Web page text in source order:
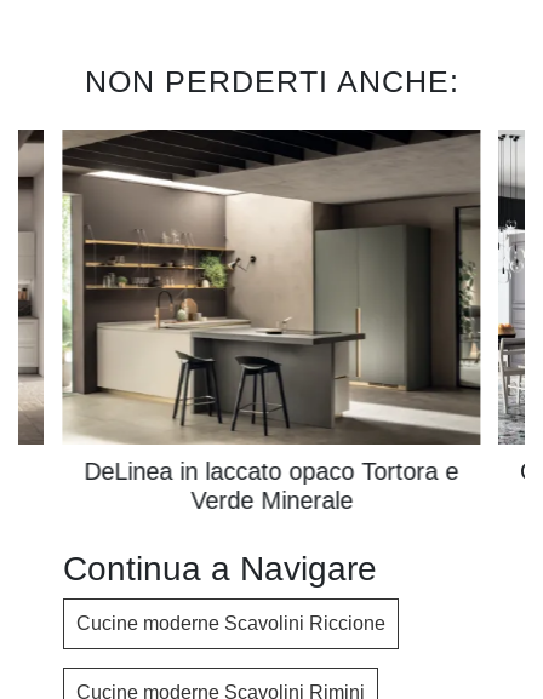
NON PERDERTI ANCHE:
DeLinea in laccato opaco Tortora e
Verde Minerale
Continua a Navigare
Cucine moderne Scavolini Riccione
Cucine moderne Scavolini Rimini